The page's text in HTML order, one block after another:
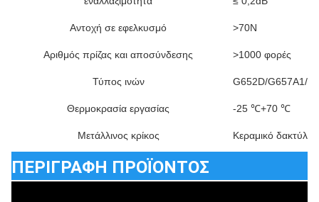
Αντοχή σε εφελκυσμό >70Ν
Αριθμός πρίζας και αποσύνδεσης >1000 φορές
Τύπος ινών G652D/G657A1/
Θερμοκρασία εργασίας -25 ℃+70 ℃
Μετάλλινος κρίκος Κεραμικό δακτύλιο
ΠΕΡΙΓΡΑΦΗ ΠΡΟΪΟΝΤΟΣ